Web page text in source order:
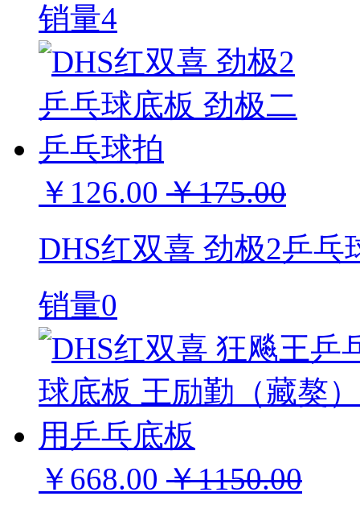
销量4
￥126.00 ￥175.00
DHS红双喜 劲极2乒
销量0
￥668.00 ￥1150.00